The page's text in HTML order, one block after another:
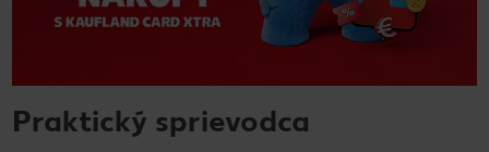
Praktický sprievodca